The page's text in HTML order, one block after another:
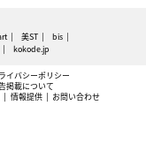
美ST
bis
kokode.jp
イバシーポリシー
掲載について
情報提供 お問い合わせ